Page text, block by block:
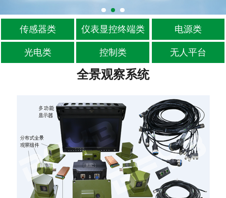
- 液位报警开关
- 位移传感器
- 油液传感器
仪表显控终端类
电源类
光电类
传感器类 仪表显控终端类 电源类
光电类 控制类 无人平台
全景观察系统